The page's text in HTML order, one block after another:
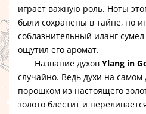
играет важную роль. Ноты
были сохранены в тайне, но
соблазнительный иланг сумел
ощутил его аромат.
Название духов Ylang in
случайно. Ведь духи на
порошком из настоящего
золото блестит и